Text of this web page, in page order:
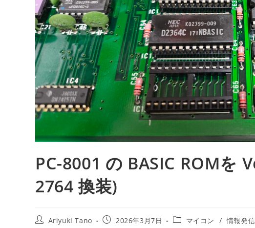
PC-8001 の BASIC ROM
2764 換装)
Ariyuki Tano 2026年3月7日 マイコン / 情報発